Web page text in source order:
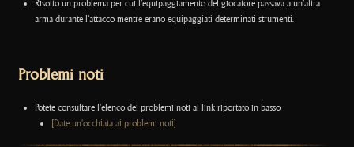
Risolto un problema per cui l’equipaggiamento del giocatore passava a un’altra
arma durante l’attacco mentre erano equipaggiati determinati strumenti.
Problemi noti
Potete consultare l'elenco dei problemi noti al link riportato in basso
[Date un'occhiata ai problemi noti]